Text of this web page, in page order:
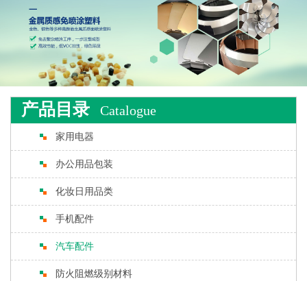
产品目录 Catalogue
家用电器
办公用品包装
化妆日用品类
手机配件
汽车配件
防火阻燃级别材料